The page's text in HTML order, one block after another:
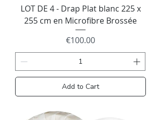
LOT DE 4 - Drap Plat blanc 225 x
255 cm en Microfibre Brossée
Price
€100.00
Add to Cart